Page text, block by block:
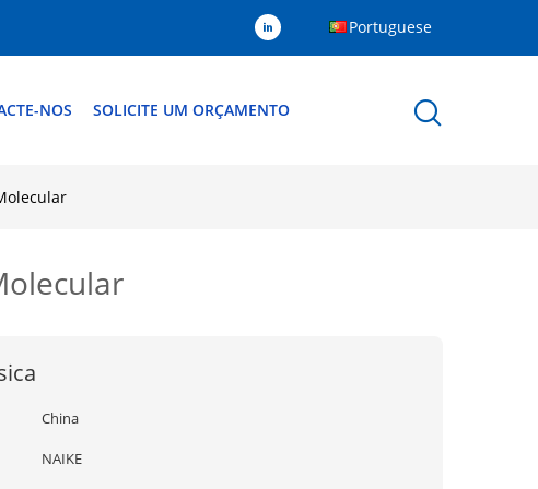
Portuguese
NOS SOLICITE UM ORÇAMENTO
China
NAIKE